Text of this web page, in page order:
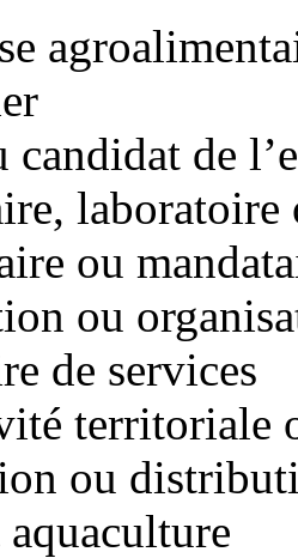
candidat de
laboratoire
ou
ou
de services
territoriale
ou
aquaculture